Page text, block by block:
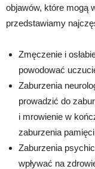
objawów, które mogą
przedstawiamy
Zmęczenie i
powodować
Zaburzenia
prowadzić do
i mrowienie w
zaburzenia
Zaburzenia
wpływać na